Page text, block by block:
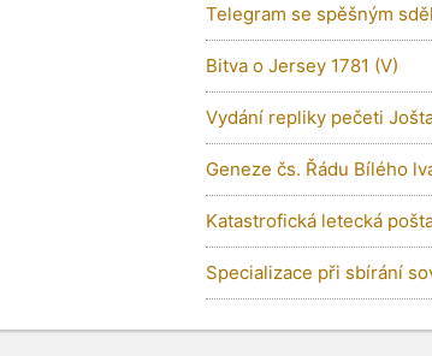
Telegram se spěšným
Bitva o Jersey 1781 (V)
Vydání repliky pečeti
Geneze čs. Řádu Bílého
Katastrofická letecká
Specializace při sbírání